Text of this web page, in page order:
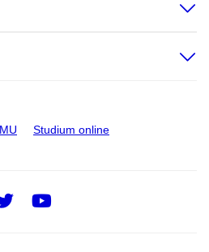
Studium online
Twitter